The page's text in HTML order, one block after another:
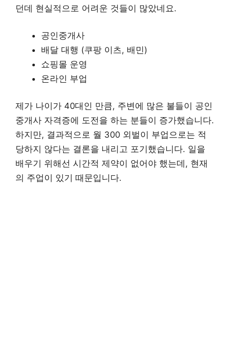
던데 현실적으로 어려운 것들이 많았네요.
공인중개사
배달 대행 (쿠팡 이츠, 배민)
쇼핑몰 운영
온라인 부업
제가 나이가 40대인 만큼, 주변에 많은 불들이 공인
중개사 자격증에 도전을 하는 분들이 증가했습니다.
하지만, 결과적으로 월 300 외벌이 부업으로는 적
당하지 않다는 결론을 내리고 포기했습니다. 일을
배우기 위해선 시간적 제약이 없어야 했는데, 현재
의 주업이 있기 때문입니다.